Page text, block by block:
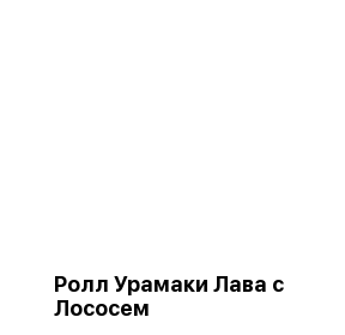
Ролл Урамаки Лава с
Лососем